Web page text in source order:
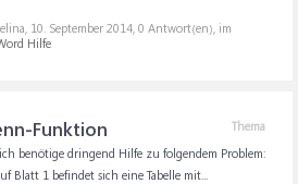
10. September 2014, 0 Antwort(en), im
Hilfe
Thema
Funktion
benötige dringend Hilfe zu folgendem Problem:
Blatt 1 befindet sich eine Tabelle mit...